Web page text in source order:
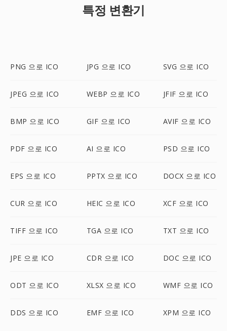
특정 변환기
PNG 으로 ICO JPG 으로 ICO SVG 으로 ICO
JPEG 으로 ICO WEBP 으로 ICO JFIF 으로 ICO
BMP 으로 ICO GIF 으로 ICO AVIF 으로 ICO
PDF 으로 ICO AI 으로 ICO PSD 으로 ICO
EPS 으로 ICO PPTX 으로 ICO DOCX 으로 ICO
CUR 으로 ICO HEIC 으로 ICO XCF 으로 ICO
TIFF 으로 ICO TGA 으로 ICO TXT 으로 ICO
JPE 으로 ICO CDR 으로 ICO DOC 으로 ICO
ODT 으로 ICO XLSX 으로 ICO WMF 으로 ICO
DDS 으로 ICO EMF 으로 ICO XPM 으로 ICO